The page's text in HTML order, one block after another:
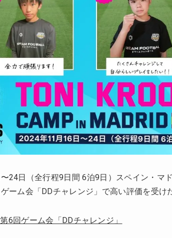
24日（全行程9日間 6泊9日）スペイン・マ
ーム会「DDチャレンジ」で高い評価を受け
6回ゲーム会「DDチャレンジ」